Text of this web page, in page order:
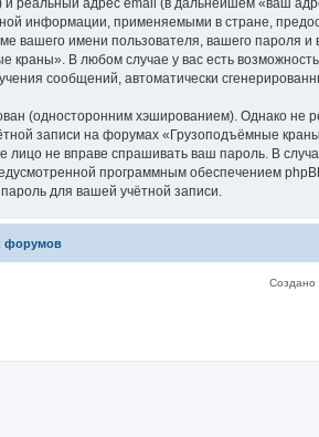
информации, применяемыми в стране,
вашего имени пользователя, вашего пароля
краны». В любом случае у вас есть
сообщений, автоматически
(односторонним хэшированием). Однако не
записи на форумах «Грузоподъёмные
лицо не вправе спрашивать ваш пароль. В
программным обеспечением
для вашей учётной записи.
форумов
Создано